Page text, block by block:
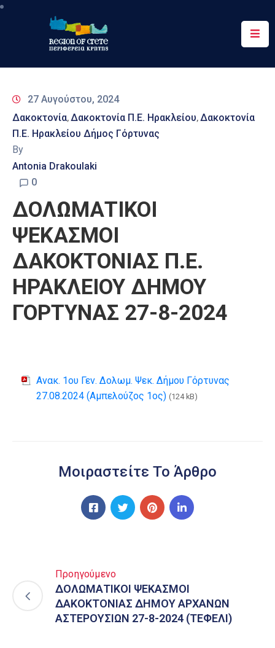
Περιφέρεια
&
Δράσεις
Ψηφιακές
Υπηρεσίες
Επικοινωνία
27 Αυγούστου, 2024
Δακοκτονία‚Δακοκτονία Π.Ε. Ηρακλείου‚Δακοκτονία
Π.Ε. Ηρακλείου Δήμος Γόρτυνας
By
Antonia Drakoulaki
0
ΔΟΛΩΜΑΤΙΚΟΙ
ΨΕΚΑΣΜΟΙ
ΔΑΚΟΚΤΟΝΙΑΣ Π.Ε.
ΗΡΑΚΛΕΙΟΥ ΔΗΜΟΥ
ΓΟΡΤΥΝΑΣ 27-8-2024
Ανακ. 1ου Γεν. Δολωμ. Ψεκ. Δήμου Γόρτυνας
27.08.2024 (Αμπελούζος 1ος) (124 kB)
Μοιραστείτε Το Άρθρο
Προηγούμενο
ΔΟΛΩΜΑΤΙΚΟΙ ΨΕΚΑΣΜΟΙ
ΔΑΚΟΚΤΟΝΙΑΣ ΔΗΜΟΥ ΑΡΧΑΝΩΝ
ΑΣΤΕΡΟΥΣΙΩΝ 27-8-2024 (ΤΕΦΕΛΙ)